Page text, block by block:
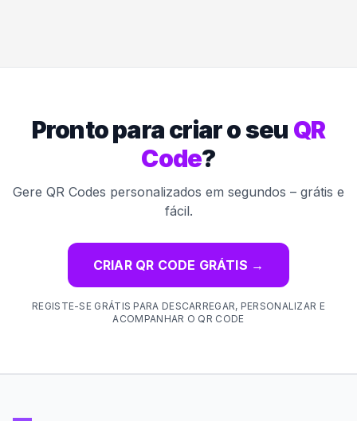
Pronto para criar o seu QR
Code?
Gere QR Codes personalizados em segundos – grátis e
fácil.
CRIAR QR CODE GRÁTIS →
REGISTE-SE GRÁTIS PARA DESCARREGAR, PERSONALIZAR E
ACOMPANHAR O QR CODE